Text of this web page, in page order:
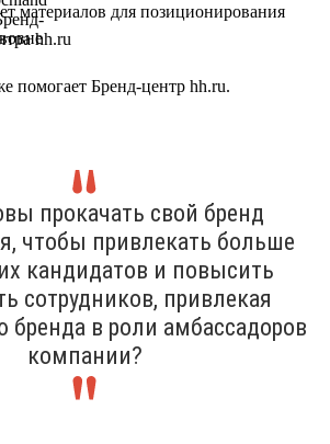
материалов для позиционирования
помогает Бренд-центр hh.ru.
прокачать свой бренд
чтобы привлекать больше
кандидатов и повысить
сотрудников, привлекая
бренда в роли амбассадоров
компании?